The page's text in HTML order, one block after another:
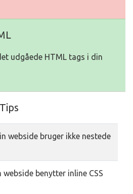
udgåede HTML tags i din
webside bruger ikke nestede
webside benytter inline CSS